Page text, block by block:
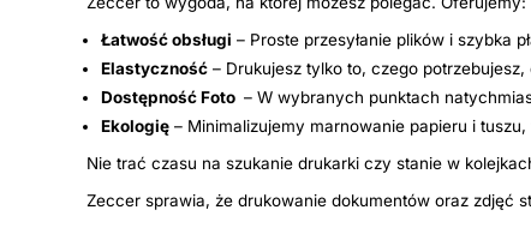
Łatwość obsługi – Proste przesyłanie plików i szybka
Elastyczność – Drukujesz tylko to, czego
Dostępność Foto – W wybranych punktach
Ekologię – Minimalizujemy marnowanie papieru i
Nie trać czasu na szukanie drukarki czy stanie w
Zeccer sprawia, że drukowanie dokumentów oraz zdjęć